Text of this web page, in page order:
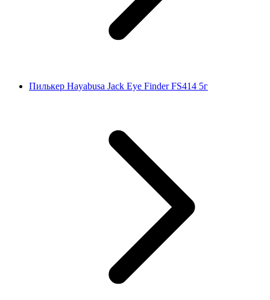
Пилькер Hayabusa Jack Eye Finder FS414 5г